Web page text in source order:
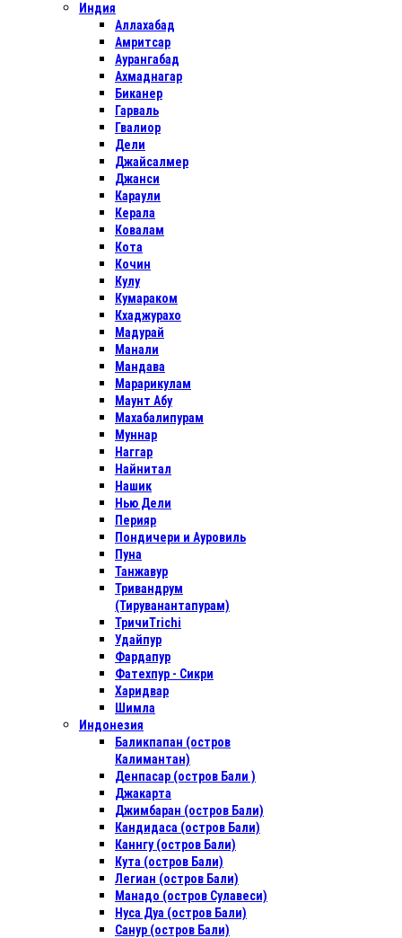
Индия
Аллахабад
Амритсар
Аурангабад
Ахмаднагар
Биканер
Гарваль
Гвалиор
Дели
Джайсалмер
Джанси
Караули
Керала
Ковалам
Кота
Кочин
Кулу
Кумараком
Кхаджурахо
Мадурай
Манали
Мандава
Марарикулам
Маунт Абу
Махабалипурам
Муннар
Наггар
Найнитал
Нашик
Нью Дели
Перияр
Пондичери и Ауровиль
Пуна
Танжавур
Тривандрум
(Тируванантапурам)
ТричиTrichi
Удайпур
Фардапур
Фатехпур - Сикри
Харидвар
Шимла
Индонезия
Баликпапан (остров
Калимантан)
Денпасар (остров Бали )
Джакарта
Джимбаран (остров Бали)
Кандидаса (остров Бали)
Каннгу (остров Бали)
Кута (остров Бали)
Легиан (остров Бали)
Манадо (остров Сулавеси)
Нуса Дуа (остров Бали)
Санур (остров Бали)